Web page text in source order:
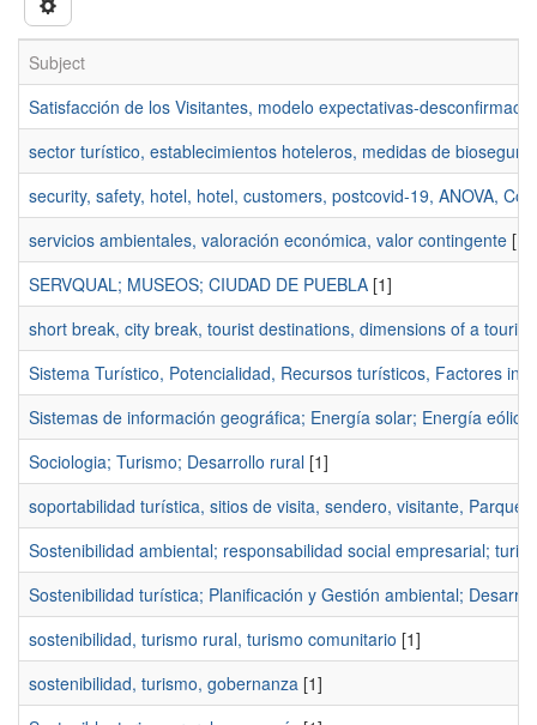
Subject
Satisfacción de los Visitantes, modelo expectativas-
sector turístico, establecimientos hoteleros, medidas de
security, safety, hotel, hotel, customers, postcovid-19, ANOVA,
servicios ambientales, valoración económica, valor contingente [1]
SERVQUAL; MUSEOS; CIUDAD DE PUEBLA [1]
short break, city break, tourist destinations, dimensions of a tourist
Sistema Turístico, Potencialidad, Recursos turísticos, Factores
Sistemas de información geográfica; Energía solar; Energía
Sociologia; Turismo; Desarrollo rural [1]
soportabilidad turística, sitios de visita, sendero, visitante, Parque
Sostenibilidad ambiental; responsabilidad social empresarial;
Sostenibilidad turística; Planificación y Gestión ambiental;
sostenibilidad, turismo rural, turismo comunitario [1]
sostenibilidad, turismo, gobernanza [1]